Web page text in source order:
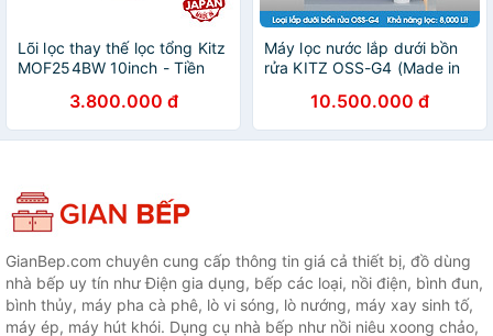
Lõi lọc thay thế lọc tổng Kitz
MOF254BW 10inch - Tiền
nhập khẩu Nhật Bản - Hàng
chính hãng
3.800.000 đ
Máy lọc nước lắp dưới bồn
rửa KITZ OSS-G4 (Made in
10.500.000 đ
GianBep.com chuyên cung cấp thông tin giá cả thiết bị, đồ dùng
nhà bếp uy tín như Điện gia dụng, bếp các loại, nồi điện, bình đun,
bình thủy, máy pha cà phê, lò vi sóng, lò nướng, máy xay sinh tố,
máy ép, máy hút khói. Dụng cụ nhà bếp như nồi niêu xoong chảo,